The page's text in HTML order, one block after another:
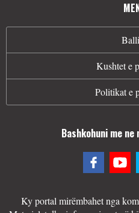
Kushtet e
Politikat e
Bashkohuni me
Ky portal mirëmbahet nga